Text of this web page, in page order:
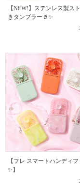
【NEW!】ステンレス製ス
きタンブラー🥤✨
【フレ スマートハンディ
✨】